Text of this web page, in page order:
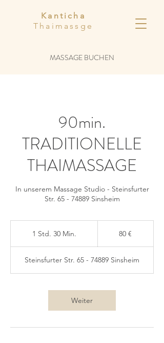
Kanticha
Thaimassge
MASSAGE BUCHEN
90min.
TRADITIONELLE
THAIMASSAGE
In unserem Massage Studio - Steinsfurter
Str. 65 - 74889 Sinsheim
1 Std. 30 Min.
d
3
M
i
n
80 €
Steinsfurter Str. 65 - 74889 Sinsheim
Weiter